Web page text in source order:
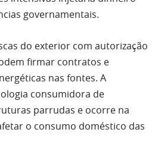
governamentais.
do exterior com autorização
firmar contratos e
nas fontes. A
consumidora de
parrudas e ocorre na
o consumo doméstico das